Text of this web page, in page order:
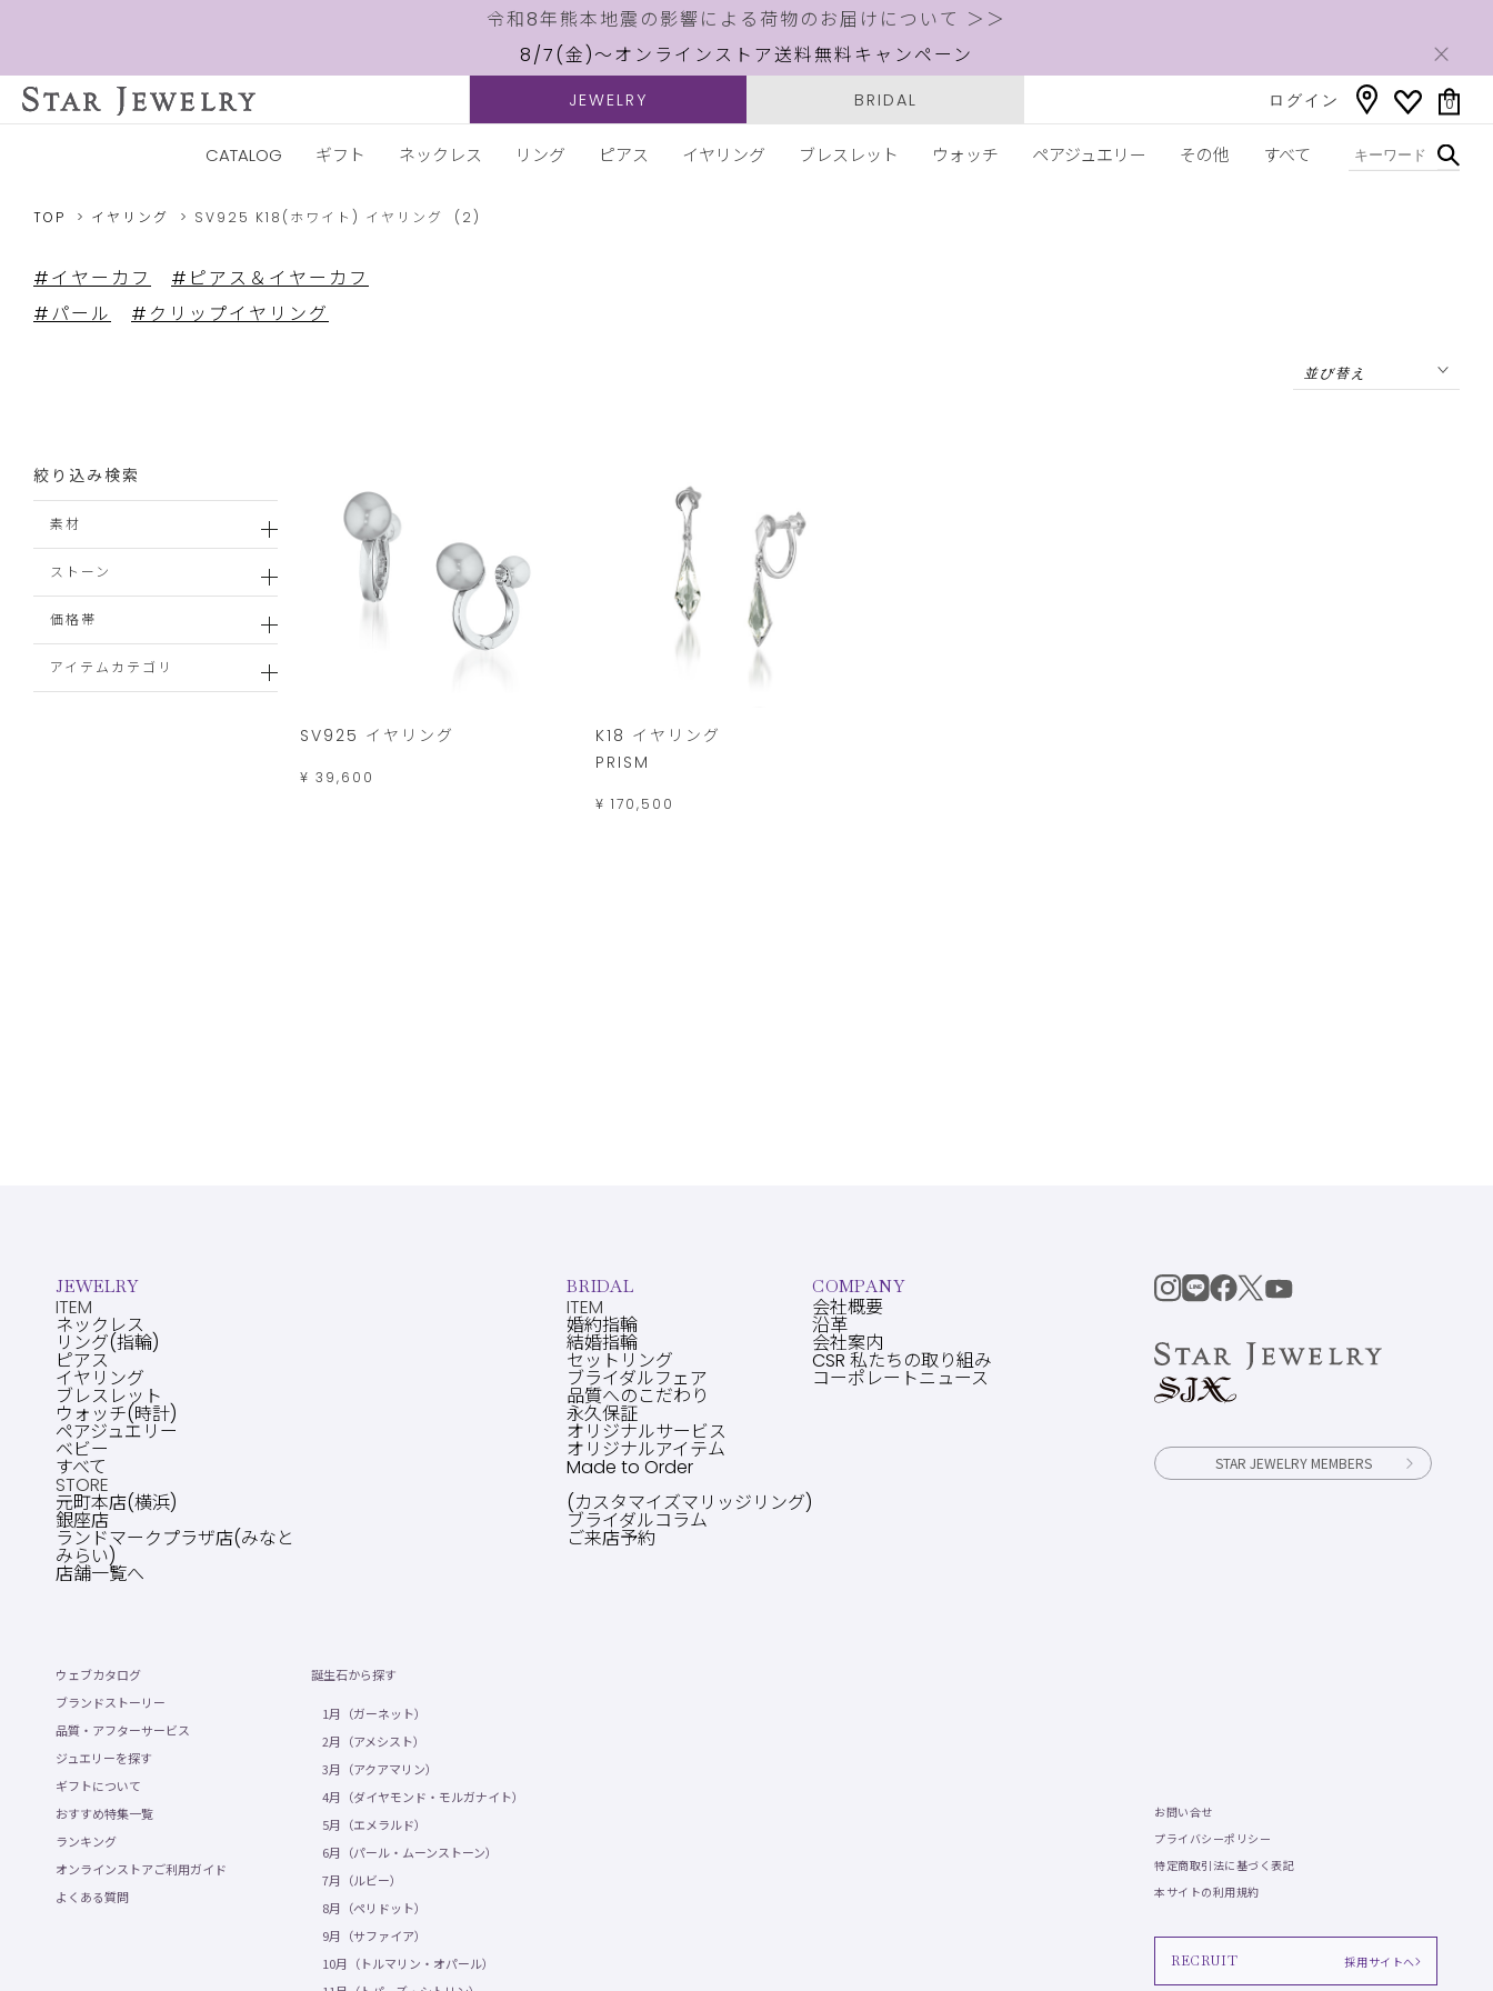
令和8年熊本地震の影響による荷物のお届けについて ＞＞
8/7(金)～オンラインストア送料無料キャンペーン
JEWELRY BRIDAL ログイン 0
CATALOG ギフト ネックレス リング ピアス イヤリング ブレスレット ウォッチ ペアジュエリー その他 すべて
TOP イヤリング SV925 K18(ホワイト) イヤリング (2)
#イヤーカフ
#ピアス＆イヤーカフ
#パール
#クリップイヤリング
絞り込み検索
素材
ストーン
価格帯
アイテムカテゴリ
SV925 イヤリング
¥ 39,600
K18 イヤリング
PRISM
¥ 170,500
JEWELRY
ITEM
ネックレス
リング(指輪)
ピアス
イヤリング
ブレスレット
ウォッチ(時計)
ペアジュエリー
ベビー
すべて
STORE
元町本店(横浜)
銀座店
ランドマークプラザ店(みなと
みらい)
店舗一覧へ
ウェブカタログ
ブランドストーリー
品質・アフターサービス
ジュエリーを探す
ギフトについて
おすすめ特集一覧
ランキング
オンラインストアご利用ガイド
よくある質問
誕生石から探す
1月（ガーネット）
2月（アメシスト）
3月（アクアマリン）
4月（ダイヤモンド・モルガナイト）
5月（エメラルド）
6月（パール・ムーンストーン）
7月（ルビー）
8月（ペリドット）
9月（サファイア）
10月（トルマリン・オパール）
BRIDAL
ITEM
婚約指輪
結婚指輪
セットリング
ブライダルフェア
品質へのこだわり
永久保証
オリジナルサービス
オリジナルアイテム
Made to Order
(カスタマイズマリッジリング)
ブライダルコラム
ご来店予約
COMPANY
会社概要
沿革
会社案内
CSR 私たちの取り組み
コーポレートニュース
STAR JEWELRY MEMBERS
お問い合せ
プライバシーポリシー
特定商取引法に基づく表記
本サイトの利用規約
RECRUIT 採用サイトへ